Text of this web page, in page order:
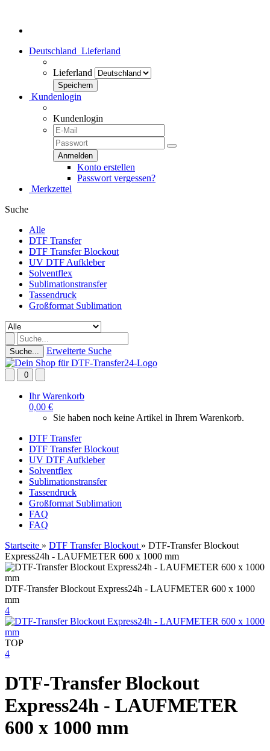
Deutschland Lieferland
Lieferland
Kundenlogin
Kundenlogin
Konto erstellen
Passwort vergessen?
Merkzettel
Suche
Alle
DTF Transfer
DTF Transfer Blockout
UV DTF Aufkleber
Solventflex
Sublimationstransfer
Tassendruck
Großformat Sublimation
Suche... Erweiterte Suche
0
Ihr Warenkorb
0,00 €
Sie haben noch keine Artikel in Ihrem Warenkorb.
DTF Transfer
DTF Transfer Blockout
UV DTF Aufkleber
Solventflex
Sublimationstransfer
Tassendruck
Großformat Sublimation
FAQ
FAQ
Startseite » DTF Transfer Blockout » DTF-Transfer Blockout
Express24h - LAUFMETER 600 x 1000 mm
DTF-Transfer Blockout Express24h - LAUFMETER 600 x 1000
mm
4
TOP
4
DTF-Transfer Blockout
Express24h - LAUFMETER
600 x 1000 mm